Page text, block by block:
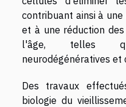
contribuant ainsi à
et à une réduction
l'âge, telles
neurodégénératives et
Des travaux
biologie du